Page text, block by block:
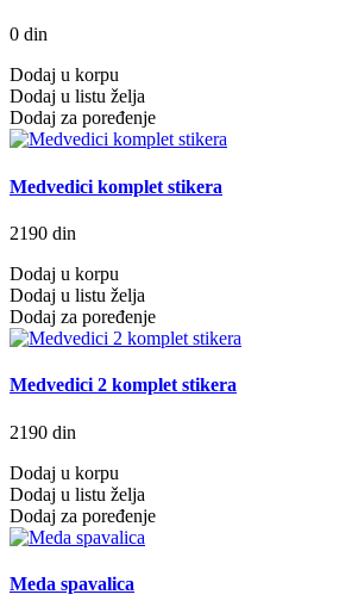
0 din
Dodaj u korpu
Dodaj u listu želja
Dodaj za poređenje
Medvedici komplet stikera
2190 din
Dodaj u korpu
Dodaj u listu želja
Dodaj za poređenje
Medvedici 2 komplet stikera
2190 din
Dodaj u korpu
Dodaj u listu želja
Dodaj za poređenje
Meda spavalica